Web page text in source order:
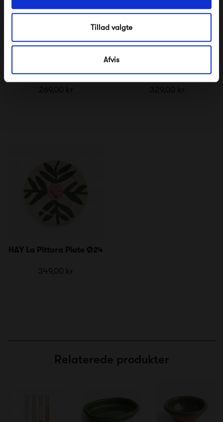
Tillad valgte
Afvis
Small
Large
HAY La Pittura Plate Ø24
349,00 kr
Relaterede produkter